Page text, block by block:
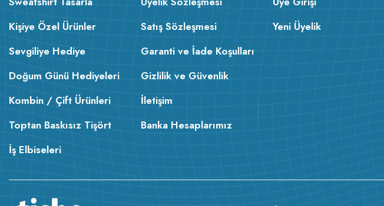
Kişiye Özel Ürünler
Sevgiliye Hediye
Doğum Günü Hediyeleri
Kombin / Çift Ürünleri
Toptan Baskısız Tişört
İş Elbiseleri
Satış Sözleşmesi
Garanti ve İade Koşulları
Gizlilik ve Güvenlik
İletişim
Banka Hesaplarımız
Yeni Üyelik